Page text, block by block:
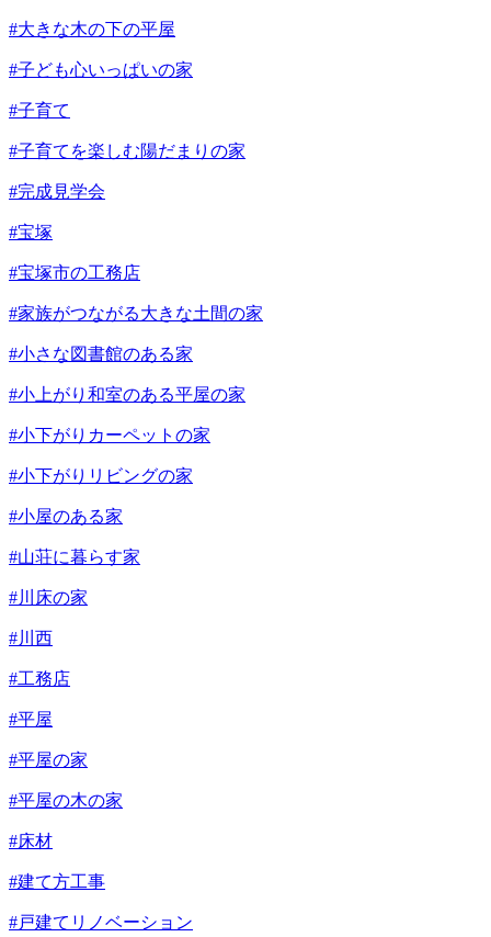
#大きな木の下の平屋
#子ども心いっぱいの家
#子育て
#子育てを楽しむ陽だまりの家
#完成見学会
#宝塚
#宝塚市の工務店
#家族がつながる大きな土間の家
#小さな図書館のある家
#小上がり和室のある平屋の家
#小下がりカーペットの家
#小下がりリビングの家
#小屋のある家
#山荘に暮らす家
#川床の家
#川西
#工務店
#平屋
#平屋の家
#平屋の木の家
#床材
#建て方工事
#戸建てリノベーション